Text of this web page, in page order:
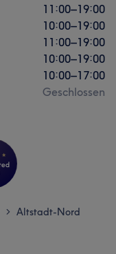
11:00–19:00
10:00–19:00
11:00–19:00
10:00–19:00
10:00–17:00
Geschlossen
> Altstadt-Nord